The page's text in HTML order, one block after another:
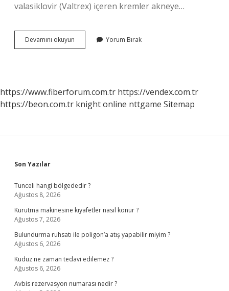
valasiklovir (Valtrex) içeren kremler akneye…
Devamını okuyun
Krem
Yorum Bırak
https://www.fiberforum.com.tr https://vendex.com.tr
https://beon.com.tr knight online nttgame Sitemap
Sidebar
Son Yazılar
Tunceli hangi bölgededir ?
Ağustos 8, 2026
Kurutma makinesine kıyafetler nasıl konur ?
Ağustos 7, 2026
Bulundurma ruhsatı ile poligon’a atış yapabilir miyim ?
Ağustos 6, 2026
Kuduz ne zaman tedavi edilemez ?
Ağustos 6, 2026
Avbis rezervasyon numarası nedir ?